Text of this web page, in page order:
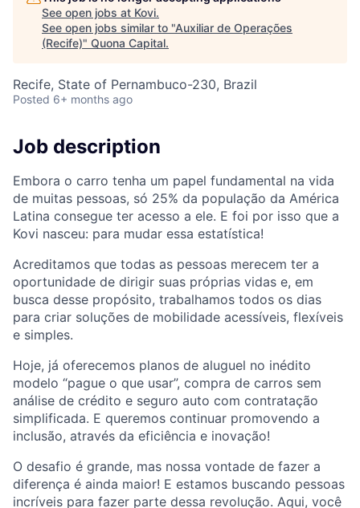
See open jobs at Kovi.
See open jobs similar to "Auxiliar de Operações
(Recife)" Quona Capital.
Recife, State of Pernambuco-230, Brazil
Posted 6+ months ago
Job description
Embora o carro tenha um papel fundamental na vida
de muitas pessoas, só 25% da população da América
Latina consegue ter acesso a ele. E foi por isso que a
Kovi nasceu: para mudar essa estatística!
Acreditamos que todas as pessoas merecem ter a
oportunidade de dirigir suas próprias vidas e, em
busca desse propósito, trabalhamos todos os dias
para criar soluções de mobilidade acessíveis, flexíveis
e simples.
Hoje, já oferecemos planos de aluguel no inédito
modelo “pague o que usar”, compra de carros sem
análise de crédito e seguro auto com contratação
simplificada. E queremos continuar promovendo a
inclusão, através da eficiência e inovação!
O desafio é grande, mas nossa vontade de fazer a
diferença é ainda maior! E estamos buscando pessoas
incríveis para fazer parte dessa revolução. Aqui, você